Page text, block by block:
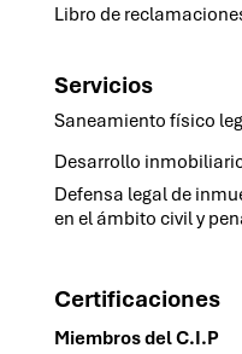
Libro de
Servicios
Saneamiento físico
Desarrollo
Defensa legal de
en el ámbito civil y
Certificaciones
Miembros del C.I.P